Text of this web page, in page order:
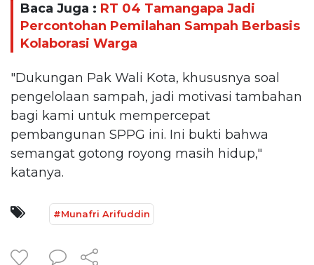
Baca Juga : RT 04 Tamangapa Jadi
Percontohan Pemilahan Sampah Berbasis
Kolaborasi Warga
"Dukungan Pak Wali Kota, khususnya soal
pengelolaan sampah, jadi motivasi tambahan
bagi kami untuk mempercepat
pembangunan SPPG ini. Ini bukti bahwa
semangat gotong royong masih hidup,"
katanya.
#Munafri Arifuddin